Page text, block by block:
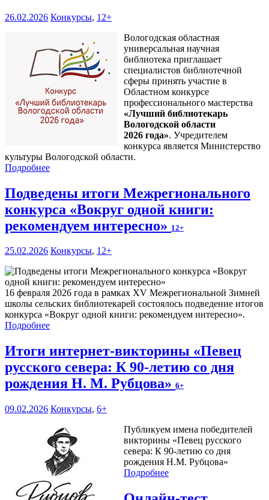
26.02.2026 Конкурсы, 12+
Вологодская областная
универсальная научная
библиотека приглашает
специалистов библиотечной
сферы принять участие в
Областном конкурсе
профессионального мастерства
«Лучший библиотекарь
Вологодской области
2026 года». Учредителем
конкурса является Министерство
культуры Вологодской области.
Подробнее
Подведены итоги Межрегионального
конкурса «Вокруг одной книги:
рекомендуем интересно» 12+
25.02.2026 Конкурсы, 12+
16 февраля 2026 года в рамках XV Межрегиональной Зимней
школы сельских библиотекарей состоялось подведение итогов
конкурса «Вокруг одной книги: рекомендуем интересно».
Подробнее
Итоги интернет-викторины «Певец
русского севера: К 90-летию со дня
рождения Н. М. Рубцова» 6+
09.02.2026 Конкурсы, 6+
Публикуем имена победителей
викторины «Певец русского
севера: К 90-летию со дня
рождения Н.М. Рубцова»
Подробнее